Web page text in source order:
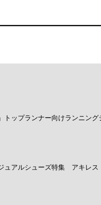
トップランナー向けランニン
ュアルシューズ特集 アキレ